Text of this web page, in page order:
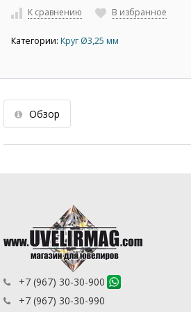
К сравнению В избранное
Категории: Круг Ø3,25 мм
Обзор
+7 (967) 30-30-900
+7 (967) 30-30-990